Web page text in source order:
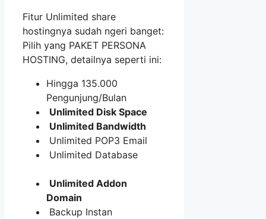
Fitur Unlimited share
hostingnya sudah ngeri banget:
Pilih yang PAKET PERSONA
HOSTING, detailnya seperti ini:
Hingga 135.000
Pengunjung/Bulan
Unlimited Disk Space
Unlimited Bandwidth
Unlimited POP3 Email
Unlimited Database
Unlimited Addon
Domain
Backup Instan